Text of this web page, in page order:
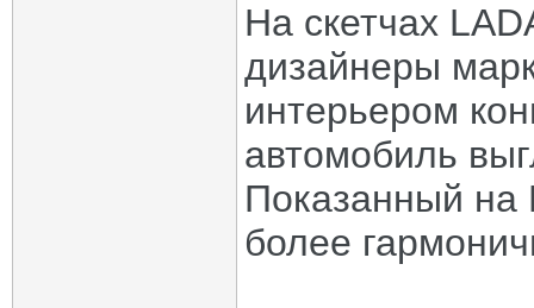
На скетчах
дизайнеры
интерьером
автомобиль
Показанный на
более